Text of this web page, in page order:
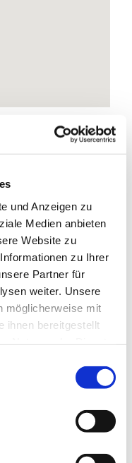
und Anzeigen zu
Medien anbieten
Website zu
zu Ihrer
Partner für
weiter. Unsere
möglicherweise mit
ihnen bereitgestellt